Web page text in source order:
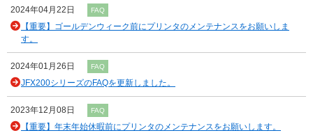
2024年04月22日 FAQ
【重要】ゴールデンウィーク前にプリンタのメンテナンスをお願いしま
す。
2024年01月26日 FAQ
JFX200シリーズのFAQを更新しました。
2023年12月08日 FAQ
【重要】年末年始休暇前にプリンタのメンテナンスをお願いします。